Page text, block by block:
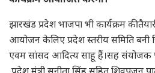
झारखंड प्रदेश भाजपा भी कार्यक्रम की
आयोजन केलिए प्रदेश स्तरीय समिति बनी
एवम सांसद आदित्य साहू हैं।सह संयोजक